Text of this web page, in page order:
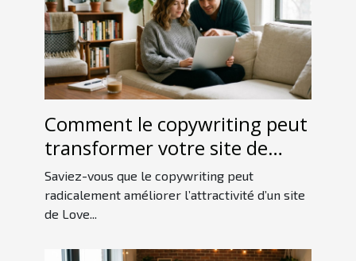
Comment le copywriting peut
transformer votre site de
Love Room ?
Saviez-vous que le copywriting peut
radicalement améliorer l’attractivité d’un site
de Love...